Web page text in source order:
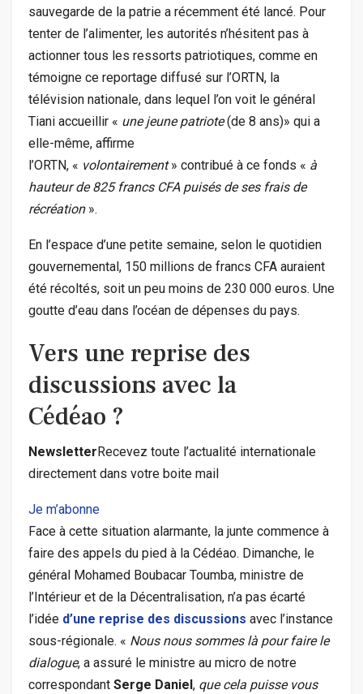
sauvegarde de la patrie a récemment été lancé. Pour
tenter de l’alimenter, les autorités n’hésitent pas à
actionner tous les ressorts patriotiques, comme en
témoigne ce reportage diffusé sur l’ORTN, la
télévision nationale, dans lequel l’on voit le général
Tiani accueillir « une jeune patriote(de 8 ans)» qui a
elle-même, affirme
l’ORTN, « volontairement» contribué à ce fonds « à
hauteur de 825 francs CFA puisés de ses frais de
récréation».
En l’espace d’une petite semaine, selon le quotidien
gouvernemental, 150 millions de francs CFA auraient
été récoltés, soit un peu moins de 230 000 euros. Une
goutte d’eau dans l’océan de dépenses du pays.
Vers une reprise des
discussions avec la
Cédéao ?
Newsletter Recevez toute l’actualité internationale
directement dans votre boite mail
Je m’abonne
Face à cette situation alarmante, la junte commence à
faire des appels du pied à la Cédéao. Dimanche, le
général Mohamed Boubacar Toumba, ministre de
l’Intérieur et de la Décentralisation, n’a pas écarté
l’idée d’une reprise des discussions avec l’instance
sous-régionale. « Nous nous sommes là pour faire le
dialogue, a assuré le ministre au micro de notre
correspondant Serge Daniel , que cela puisse vous